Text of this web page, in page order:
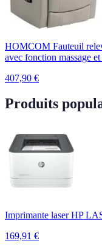
HOMCOM Fauteuil
avec fonction massage
407,90 €
Produits
Imprimante laser HP
169,91 €